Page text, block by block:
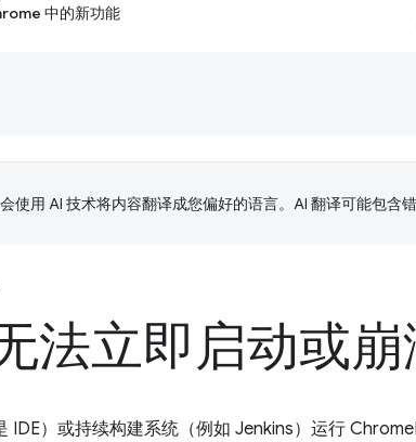
中的新功能
使用 AI 技术将内容翻译成您偏好的语言。AI 翻译可能包含错
法立即启动或崩
IDE）或持续构建系统（例如 Jenkins）运行